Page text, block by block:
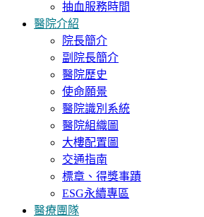
抽血服務時間
醫院介紹
院長簡介
副院長簡介
醫院歷史
使命願景
醫院識別系統
醫院組織圖
大樓配置圖
交通指南
標章、得獎事蹟
ESG永續專區
醫療團隊